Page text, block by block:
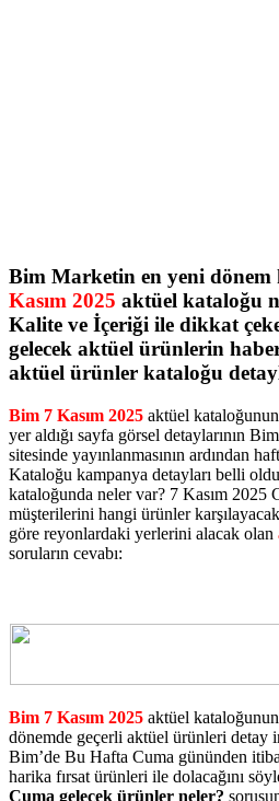
Bim Marketin en yeni dönem
Kasım 2025 aktüel kataloğu
Kalite ve İçeriği ile dikkat
gelecek aktüel ürünlerin
aktüel ürünler kataloğu
Bim 7 Kasım 2025 aktüel
yer aldığı sayfa görsel detaylarının
sitesinde yayınlanmasının ardından
Kataloğu kampanya detayları belli
kataloğunda neler var? 7 Kasım 2025
müşterilerini hangi ürünler
göre reyonlardaki yerlerini alacak olan
soruların cevabı:
Bim 7 Kasım 2025 aktüel
dönemde geçerli aktüel ürünleri detay
Bim’de Bu Hafta Cuma gününden
harika fırsat ürünleri ile dolacağını
Cuma gelecek ürünler neler?